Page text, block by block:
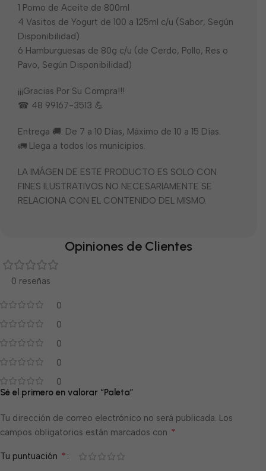
1 Pomo de Aceite de 800ml
4 Vasitos de Yogurt de 100 a 125ml c/u (Sabor, Según
Disponibilidad)
6 Hamburguesas de 80g c/u (de Cerdo, Pollo, Res o
Pavo, Según Disponibilidad)
¡¡¡Gracias Por Su Compra!!!
☎ 48 99167-3513 💪
Entrega 🚚: De 7 a 10 Días, Máximo de 10 a 15 Días.
🚛 Llega a todos los municipios.
LA IMÁGEN DE ESTE PRODUCTO ES SOLO CON
FINES ILUSTRATIVOS NO NECESARIAMENTE SE
RELACIONA CON EL CONTENIDO DEL MISMO.
Opiniones de Clientes
0 reseñas
0
0
0
0
0
Sé el primero en valorar “Paleta”
Tu dirección de correo electrónico no será publicada. Los
campos obligatorios están marcados con *
Tu puntuación *